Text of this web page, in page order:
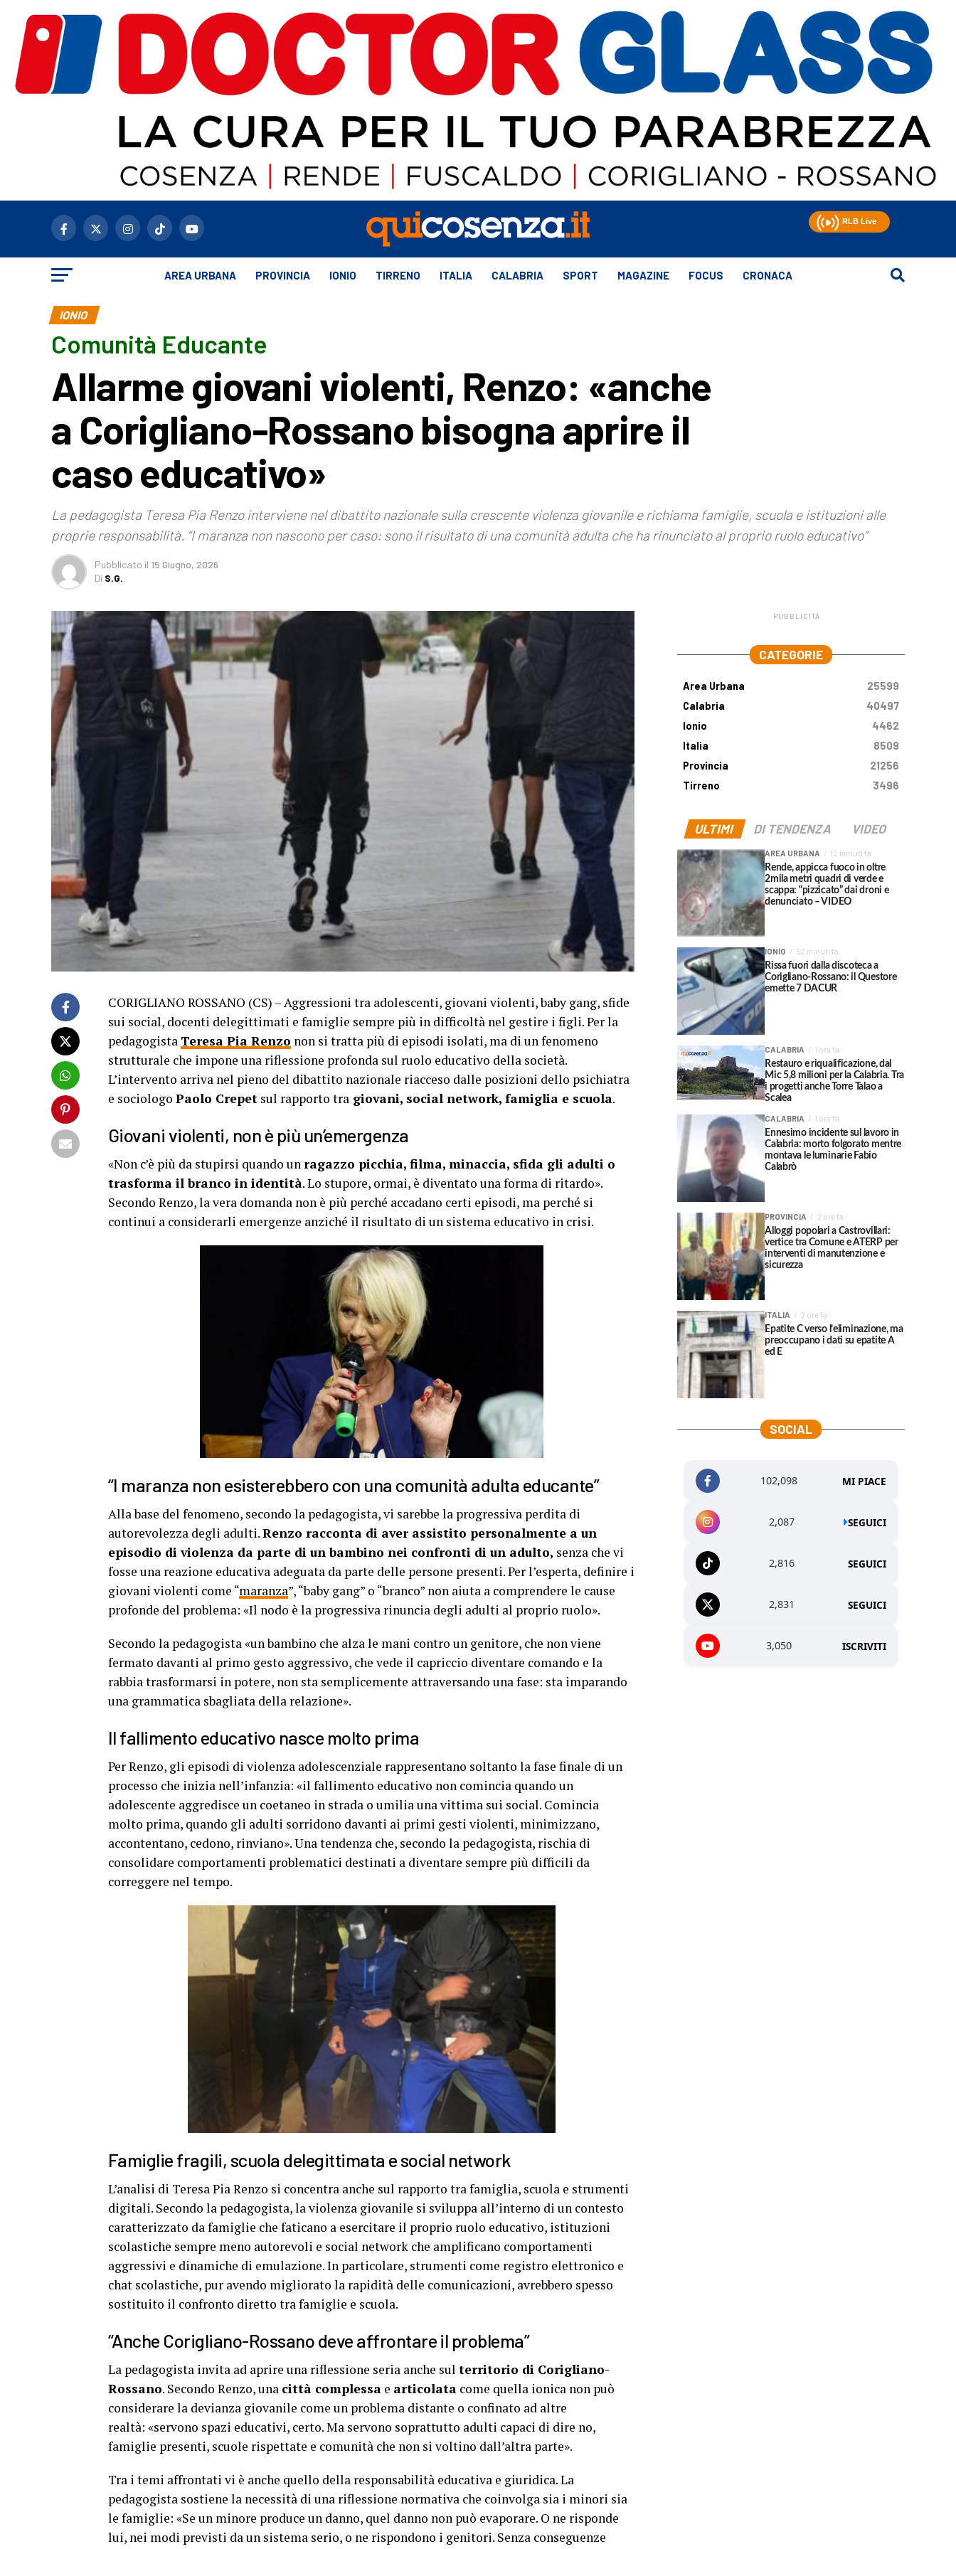
AREA URBANA PROVINCIA IONIO TIRRENO ITALIA CALABRIA SPORT MAGAZINE FOCUS CRONACA
IONIO
Comunità Educante
Allarme giovani violenti, Renzo: «anche
a Corigliano-Rossano bisogna aprire il
caso educativo»
La pedagogista Teresa Pia Renzo interviene nel dibattito nazionale sulla crescente violenza giovanile e richiama famiglie, scuola e istituzioni alle
proprie responsabilità. “I maranza non nascono per caso: sono il risultato di una comunità adulta che ha rinunciato al proprio ruolo educativo”
Pubblicato il 15 Giugno, 2026
Di S.G.
CORIGLIANO ROSSANO (CS) – Aggressioni tra adolescenti, giovani violenti, baby gang, sfide
sui social, docenti delegittimati e famiglie sempre più in difficoltà nel gestire i figli. Per la
pedagogista Teresa Pia Renzo non si tratta più di episodi isolati, ma di un fenomeno
strutturale che impone una riflessione profonda sul ruolo educativo della società.
L’intervento arriva nel pieno del dibattito nazionale riacceso dalle posizioni dello psichiatra
e sociologo Paolo Crepet sul rapporto tra giovani, social network, famiglia e scuola.
Giovani violenti, non è più un’emergenza
«Non c’è più da stupirsi quando unragazzo picchia, filma, minaccia, sfida gli adulti o
trasforma il branco in identità. Lo stupore, ormai, è diventato una forma di ritardo».
Secondo Renzo, la vera domanda non è più perché accadano certi episodi, ma perché si
continui a considerarli emergenze anziché il risultato di un sistema educativo in crisi.
“I maranza non esisterebbero con una comunità adulta educante”
Alla base del fenomeno, secondo la pedagogista, vi sarebbe la progressiva perdita di
autorevolezza degli adulti.Renzo racconta di aver assistito personalmente a un
episodio di violenza da parte di un bambino nei confronti di un adulto, senza che vi
fosse una reazione educativa adeguata da parte delle persone presenti. Per l’esperta, definire i
giovani violenti come “maranza”, “baby gang” o “branco” non aiuta a comprendere le cause
profonde del problema: «Il nodo è la progressiva rinuncia degli adulti al proprio ruolo».
Secondo la pedagogista «un bambino che alza le mani contro un genitore, che non viene
fermato davanti al primo gesto aggressivo, che vede il capriccio diventare comando e la
rabbia trasformarsi in potere, non sta semplicemente attraversando una fase: sta imparando
una grammatica sbagliata della relazione».
Il fallimento educativo nasce molto prima
Per Renzo, gli episodi di violenza adolescenziale rappresentano soltanto la fase finale di un
processo che inizia nell’infanzia: «il fallimento educativo non comincia quando un
adolescente aggredisce un coetaneo in strada o umilia una vittima sui social. Comincia
molto prima, quando gli adulti sorridono davanti ai primi gesti violenti, minimizzano,
accontentano, cedono, rinviano». Una tendenza che, secondo la pedagogista, rischia di
consolidare comportamenti problematici destinati a diventare sempre più difficili da
correggere nel tempo.
Famiglie fragili, scuola delegittimata e social network
L’analisi di Teresa Pia Renzo si concentra anche sul rapporto tra famiglia, scuola e strumenti
digitali. Secondo la pedagogista, la violenza giovanile si sviluppa all’interno di un contesto
caratterizzato da famiglie che faticano a esercitare il proprio ruolo educativo, istituzioni
scolastiche sempre meno autorevoli e social network che amplificano comportamenti
aggressivi e dinamiche di emulazione. In particolare, strumenti come registro elettronico e
chat scolastiche, pur avendo migliorato la rapidità delle comunicazioni, avrebbero spesso
sostituito il confronto diretto tra famiglie e scuola.
“Anche Corigliano-Rossano deve affrontare il problema”
La pedagogista invita ad aprire una riflessione seria anche sul territorio di Corigliano-
Rossano. Secondo Renzo, una città complessa e articolata come quella ionica non può
considerare la devianza giovanile come un problema distante o confinato ad altre
realtà: «servono spazi educativi, certo. Ma servono soprattutto adulti capaci di dire no,
famiglie presenti, scuole rispettate e comunità che non si voltino dall’altra parte».
Tra i temi affrontati vi è anche quello della responsabilità educativa e giuridica. La
pedagogista sostiene la necessità di una riflessione normativa che coinvolga sia i minori sia
le famiglie: «Se un minore produce un danno, quel danno non può evaporare. O ne risponde
lui, nei modi previsti da un sistema serio, o ne rispondono i genitori. Senza conseguenze
PUBBLICITÀ
CATEGORIE
Area Urbana
25599
Calabria
40497
Ionio
4462
Italia
8509
Provincia
21256
Tirreno
3496
ULTIMI DI TENDENZA VIDEO
AREA URBANA 12 minuti fa
Rende, appicca fuoco in oltre
2mila metri quadri di verde e
scappa: “pizzicato” dai droni e
denunciato – VIDEO
IONIO 52 minuti fa
Rissa fuori dalla discoteca a
Corigliano-Rossano: il Questore
emette 7 DACUR
CALABRIA 1 ora fa
Restauro e riqualificazione, dal
Mic 5,8 milioni per la Calabria. Tra
i progetti anche Torre Talao a
Scalea
CALABRIA 1 ora fa
Ennesimo incidente sul lavoro in
Calabria: morto folgorato mentre
montava le luminarie Fabio
Calabrò
PROVINCIA 2 ore fa
Alloggi popolari a Castrovillari:
vertice tra Comune e ATERP per
interventi di manutenzione e
sicurezza
ITALIA 2 ore fa
Epatite C verso l’eliminazione, ma
preoccupano i dati su epatite A
ed E
SOCIAL
102,098 MI PIACE
2,087 SEGUICI
2,816 SEGUICI
2,831 SEGUICI
3,050 ISCRIVITI